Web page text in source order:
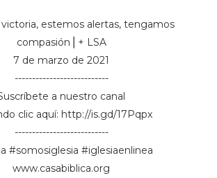
estemos alertas, tengamos
compasión⎪+ LSA
7 de marzo de 2021
---------------------------
a nuestro canal
clic aquí: http://is.gd/17Pqpx​​​​
---------------------------
#somosiglesia​​​​ #iglesiaenlinea​​​​
www.casabiblica.org